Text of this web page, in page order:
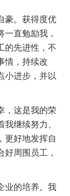
豪。获得度优
直勉励我，
的先进性，不
情，持续改
小进步，并以
，这是我的荣
继续努力、
更好地发挥自
周围员工，
业的培养。我